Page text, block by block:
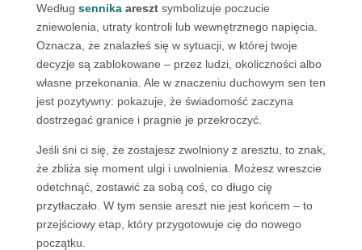
Według sennika aresztsymbolizuje poczucie
zniewolenia, utraty kontroli lub wewnętrznego napięcia.
Oznacza, że znalazłeś się w sytuacji, w której twoje
decyzje są zablokowane – przez ludzi, okoliczności albo
własne przekonania. Ale w znaczeniu duchowym sen ten
jest pozytywny: pokazuje, że świadomość zaczyna
dostrzegać granice i pragnie je przekroczyć.
Jeśli śni ci się, że zostajesz zwolniony z aresztu, to znak,
że zbliża się moment ulgi i uwolnienia. Możesz wreszcie
odetchnąć, zostawić za sobą coś, co długo cię
przytłaczało. W tym sensie areszt nie jest końcem – to
przejściowy etap, który przygotowuje cię do nowego
początku.